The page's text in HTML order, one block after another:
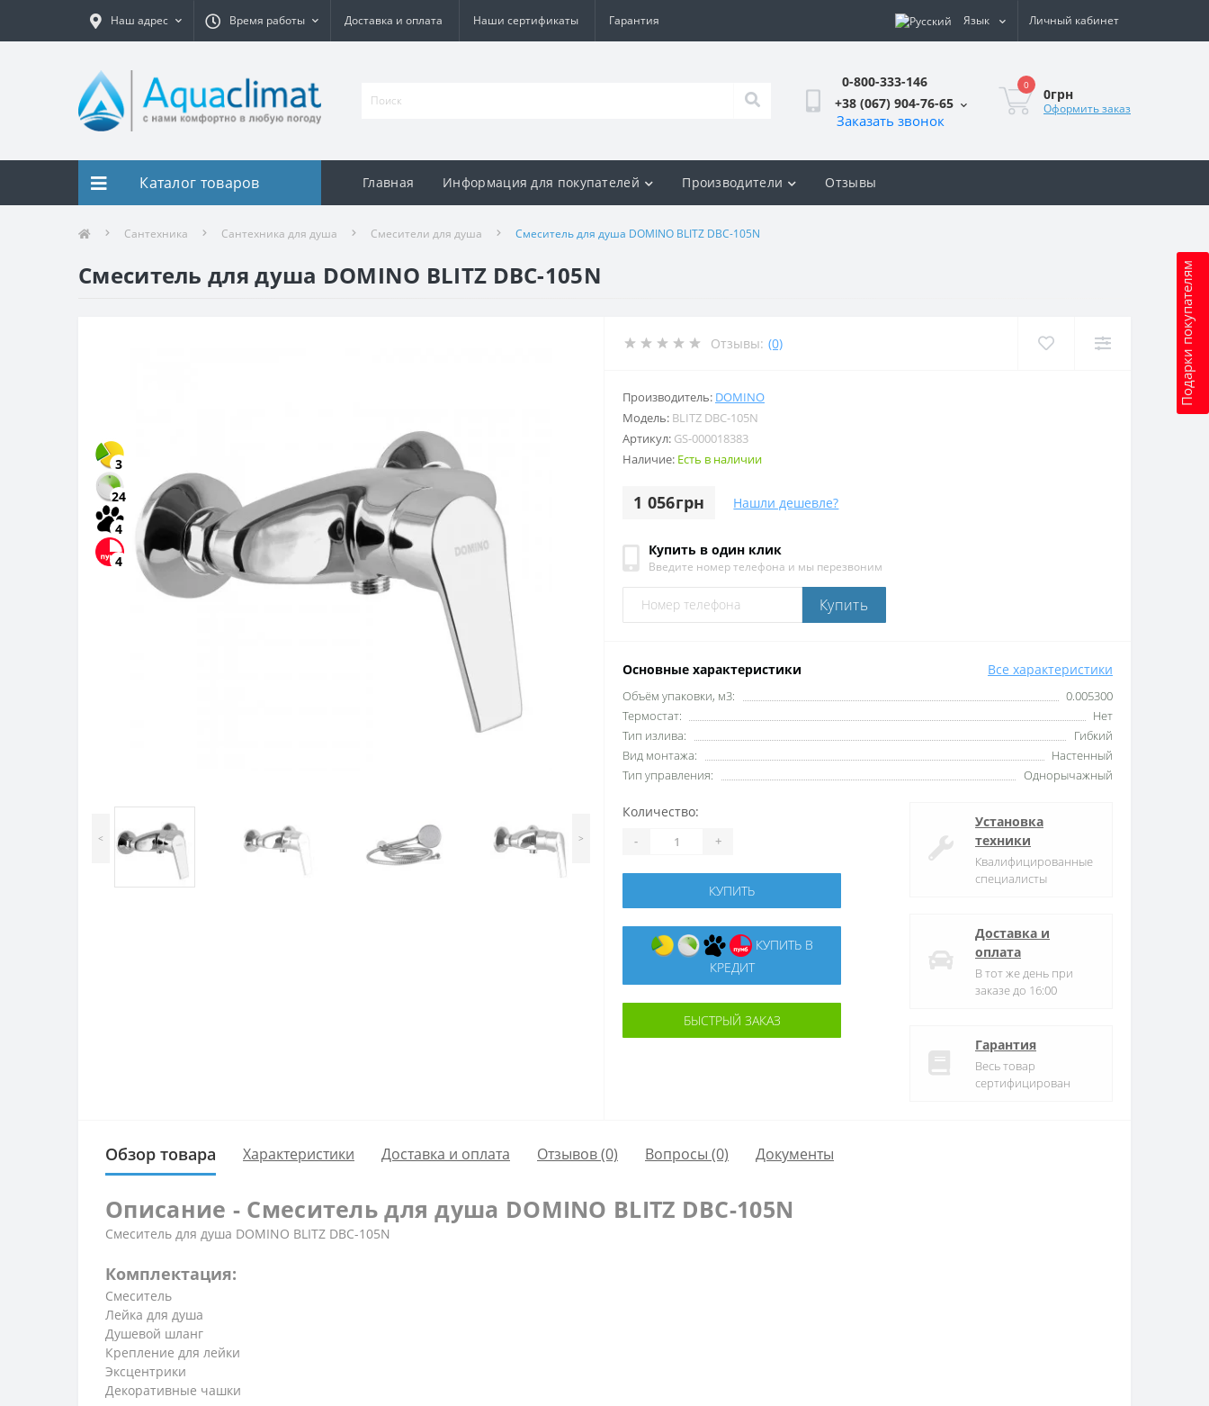
Наш адрес Время работы Доставка и оплата Наши сертификаты Гарантия Язык Личный кабинет
0-800-333-146
+38 (067) 904-76-65
Заказать звонок
0
0грн
Оформить заказ
Подарки покупателям
Каталог товаров Главная Информация для покупателей Производители Отзывы
Сантехника Сантехника для душа Смесители для душа Смеситель для душа DOMINO BLITZ DBC-105N
Смеситель для душа DOMINO BLITZ DBC-105N
3
24
4
4
< >
Отзывы: (0)
Производитель: DOMINO
Модель: BLITZ DBC-105N
Артикул: GS-000018383
Наличие: Есть в наличии
1 056грн Нашли дешевле?
Купить в один клик
Введите номер телефона и мы перезвоним
Купить
Основные характеристики Все характеристики
Объём упаковки, м3:
0.005300
Термостат:
Нет
Тип излива:
Гибкий
Вид монтажа:
Настенный
Тип управления:
Однорычажный
Количество:
- +
КУПИТЬ
КУПИТЬ В
КРЕДИТ
БЫСТРЫЙ ЗАКАЗ
Установка
техники
Квалифицированные
специалисты
Доставка и
оплата
В тот же день при
заказе до 16:00
Гарантия
Весь товар
сертифицирован
Обзор товара Характеристики Доставка и оплата Отзывов (0) Вопросы (0) Документы
Описание - Смеситель для душа DOMINO BLITZ DBC-105N
Смеситель для душа DOMINO BLITZ DBC-105N
Комплектация:
Смеситель
Лейка для душа
Душевой шланг
Крепление для лейки
Эксцентрики
Декоративные чашки